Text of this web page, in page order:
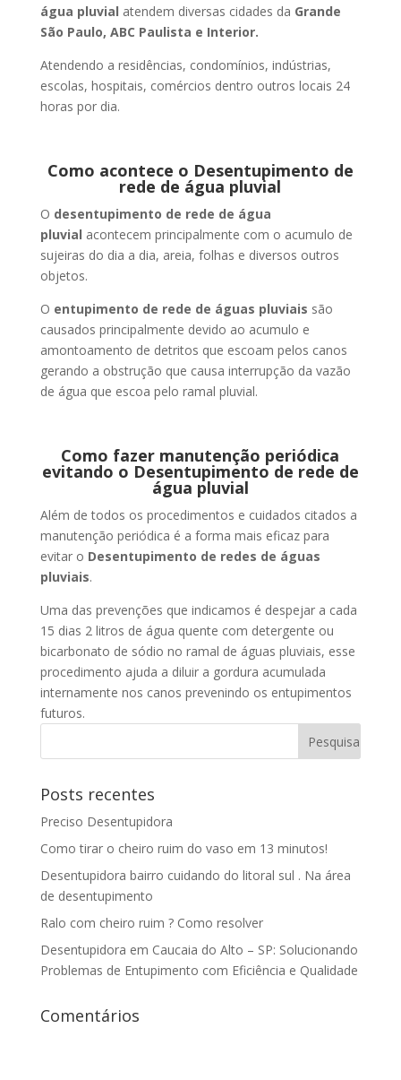
água pluvial atendem diversas cidades da Grande
São Paulo, ABC Paulista e Interior.
Atendendo a residências, condomínios, indústrias,
escolas, hospitais, comércios dentro outros locais 24
horas por dia.
Como acontece o Desentupimento de
rede de água pluvial
O desentupimento de rede de água
pluvial acontecem principalmente com o acumulo de
sujeiras do dia a dia, areia, folhas e diversos outros
objetos.
O entupimento de rede de águas pluviais são
causados principalmente devido ao acumulo e
amontoamento de detritos que escoam pelos canos
gerando a obstrução que causa interrupção da vazão
de água que escoa pelo ramal pluvial.
Como fazer manutenção periódica
evitando o Desentupimento de rede de
água pluvial
Além de todos os procedimentos e cuidados citados a
manutenção periódica é a forma mais eficaz para
evitar o Desentupimento de redes de águas
pluviais.
Uma das prevenções que indicamos é despejar a cada
15 dias 2 litros de água quente com detergente ou
bicarbonato de sódio no ramal de águas pluviais, esse
procedimento ajuda a diluir a gordura acumulada
internamente nos canos prevenindo os entupimentos
futuros.
Posts recentes
Preciso Desentupidora
Como tirar o cheiro ruim do vaso em 13 minutos!
Desentupidora bairro cuidando do litoral sul . Na área
de desentupimento
Ralo com cheiro ruim ? Como resolver
Desentupidora em Caucaia do Alto – SP: Solucionando
Problemas de Entupimento com Eficiência e Qualidade
Comentários